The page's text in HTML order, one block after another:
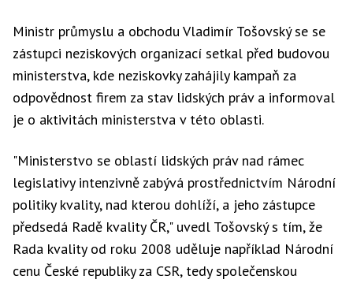
Ministr průmyslu a obchodu Vladimír Tošovský se se
zástupci neziskových organizací setkal před budovou
ministerstva, kde neziskovky zahájily kampaň za
odpovědnost firem za stav lidských práv a informoval
je o aktivitách ministerstva v této oblasti.
"Ministerstvo se oblastí lidských práv nad rámec
legislativy intenzivně zabývá prostřednictvím Národní
politiky kvality, nad kterou dohlíží, a jeho zástupce
předsedá Radě kvality ČR," uvedl Tošovský s tím, že
Rada kvality od roku 2008 uděluje například Národní
cenu České republiky za CSR, tedy společenskou